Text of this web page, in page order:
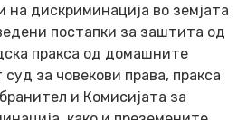
на дискриминација во земјата
постапки за заштита од
пракса од домашните
за човекови права, пракса
и Комисијата за